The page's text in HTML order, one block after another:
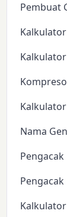
Pembuat
Kalkulator
Nama